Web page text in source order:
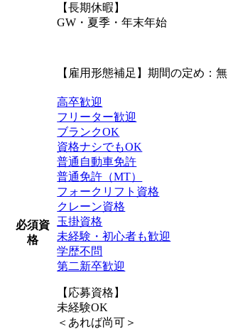
【長期休暇】
GW・夏季・年末年始
【雇用形態補足】期間の定め：無
必須資
格
高卒歓迎
フリーター歓迎
ブランクOK
資格ナシでもOK
普通自動車免許
普通免許（MT）
フォークリフト資格
クレーン資格
玉掛資格
未経験・初心者も歓迎
学歴不問
第二新卒歓迎
【応募資格】
未経験OK
＜あれば尚可＞